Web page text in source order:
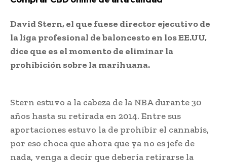
David Stern, el que fuese director ejecutivo de
la liga profesional de baloncesto en los EE.UU,
dice que es el momento de eliminar la
prohibición sobre la marihuana.
Stern estuvo a la cabeza de la NBA durante 30
años hasta su retirada en 2014. Entre sus
aportaciones estuvo la de prohibir el cannabis,
por eso choca que ahora que ya no es jefe de
nada, venga a decir que debería retirarse la